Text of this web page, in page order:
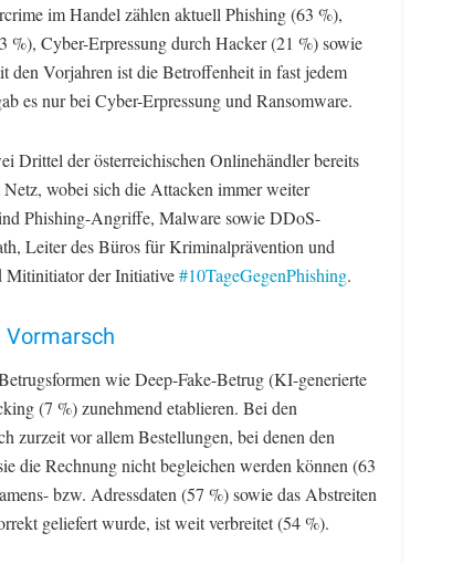
im Handel zählen aktuell Phishing (63 %),
Cyber-Erpressung durch Hacker (21 %) sowie
den Vorjahren ist die Betroffenheit in fast jedem
es nur bei Cyber-Erpressung und Ransomware.
Drittel der österreichischen Onlinehändler bereits
wobei sich die Attacken immer weiter
Phishing-Angriffe, Malware sowie DDoS-
Leiter des Büros für Kriminalprävention und
Mitinitiator der Initiative#10TageGegenPhishing.
Vormarsch
wie Deep-Fake-Betrug (KI-generierte
(7 %) zunehmend etablieren. Bei den
zurzeit vor allem Bestellungen, bei denen den
die Rechnung nicht begleichen werden können (63
bzw. Adressdaten (57 %) sowie das Abstreiten
geliefert wurde, ist weit verbreitet (54 %).